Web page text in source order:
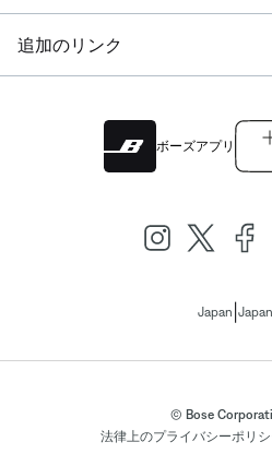
追加のリンク
ボーズアプリ
Japan
© Bose
法律上のプライバシーポリ